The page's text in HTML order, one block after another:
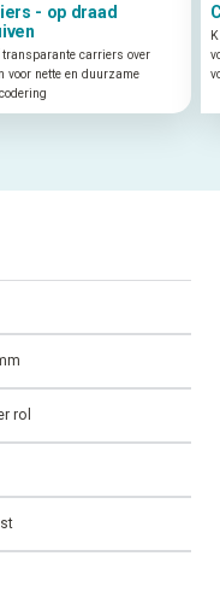
- op draad
transparante carriers over
voor nette en duurzame
rol